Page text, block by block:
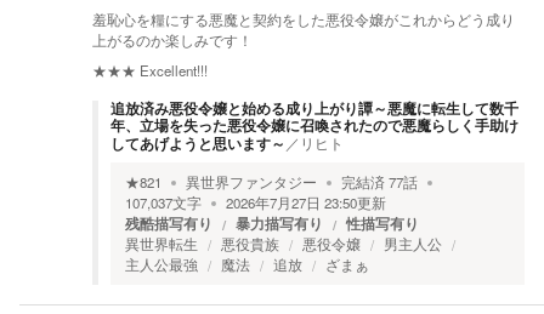
羞恥心を糧にする悪魔と契約をした悪役令嬢がこれからどう成り
上がるのか楽しみです！
★★★ Excellent!!!
追放済み悪役令嬢と始める成り上がり譚～悪魔に転生して数千
年、立場を失った悪役令嬢に召喚されたので悪魔らしく手助け
してあげようと思います～ ／ リヒト
★821 異世界ファンタジー 完結済77話
107,037文字 2026年7月27日 23:50更新
残酷描写有り 暴力描写有り 性描写有り
異世界転生 悪役貴族 悪役令嬢
男主人公
主人公最強
魔法 追放 ざまぁ